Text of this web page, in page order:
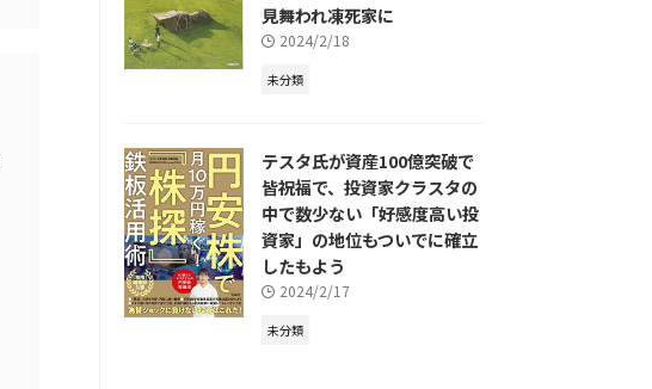
見舞われ凍死家に
2024/2/18
未分類
テスタ氏が資産100億突破で
皆祝福で、投資家クラスタの
中で数少ない「好感度高い投
資家」の地位もついでに確立
したもよう
2024/2/17
未分類